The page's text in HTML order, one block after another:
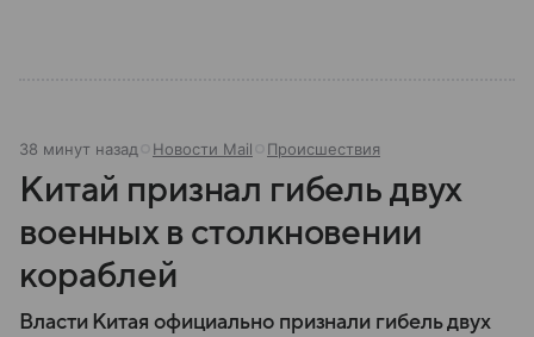
38 минут назад Новости Mail Происшествия
Китай признал гибель двух
военных в столкновении
кораблей
Власти Китая официально признали гибель двух